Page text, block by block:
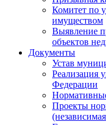
Комитет по
имуществом
Выявление
объектов
Документы
Устав
Реализация
Федерации
Проекты